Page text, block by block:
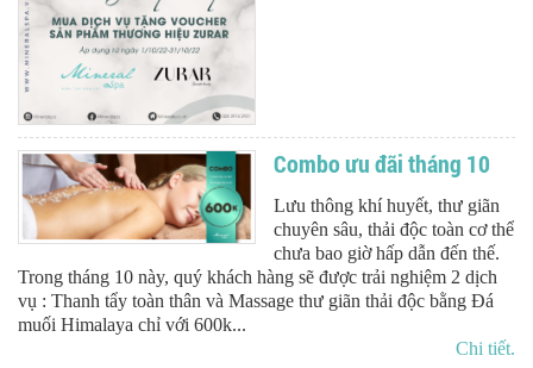
Combo ưu đãi tháng 10
Lưu thông khí huyết, thư giãn
chuyên sâu, thải độc toàn cơ thể
chưa bao giờ hấp dẫn đến thế.
Trong tháng 10 này, quý khách hàng sẽ được trải nghiệm 2 dịch
vụ : Thanh tẩy toàn thân và Massage thư giãn thải độc bằng Đá
muối Himalaya chỉ với 600k...
Chi tiết.